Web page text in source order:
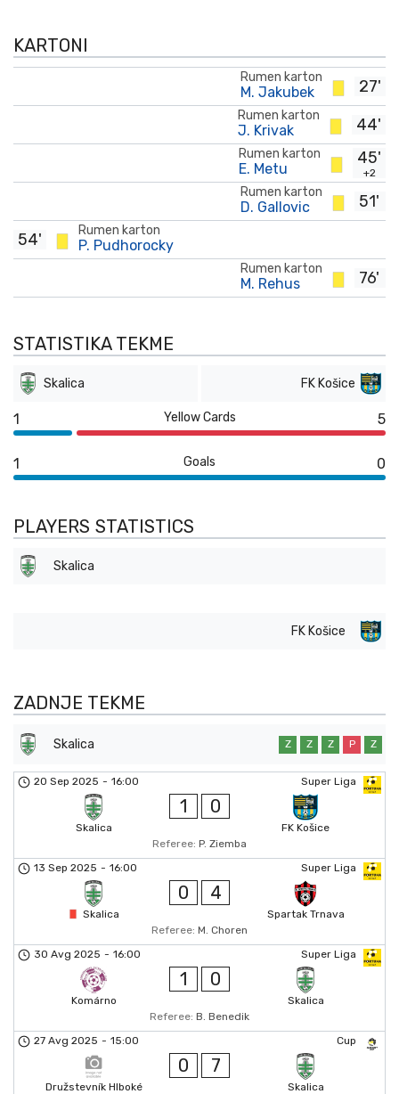
KARTONI
27'
Rumen karton
M. Jakubek
44'
Rumen karton
J. Krivak
45'
+2
Rumen karton
E. Metu
51'
Rumen karton
D. Gallovic
Rumen karton
P. Pudhorocky
54'
76'
Rumen karton
M. Rehus
STATISTIKA TEKME
Skalica FK Košice
1 Yellow Cards 5
1 Goals 0
PLAYERS STATISTICS
Skalica
FK Košice
ZADNJE TEKME
Skalica Z Z Z P Z
Super Liga
20 Sep 2025 - 16:00
Skalica
1 0
FK Košice
Referee: P. Ziemba
Super Liga
13 Sep 2025 - 16:00
Skalica
0 4
Spartak Trnava
Referee: M. Choren
Super Liga
30 Avg 2025 - 16:00
Komárno
1 0
Skalica
Referee: B. Benedik
Cup
27 Avg 2025 - 15:00
Družstevník Hlboké
0 7
Skalica